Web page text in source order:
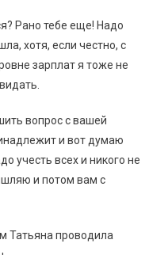
Рано тебе еще! Надо
хотя, если честно, с
зарплат я тоже не
вопрос с вашей
и вот думаю
учесть всех и никого не
и потом вам с
Татьяна проводила